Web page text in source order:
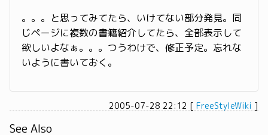
。。。と思ってみてたら、いけてない部分発見。同
じページに複数の書籍紹介してたら、全部表示して
欲しいよなぁ。。。つうわけで、修正予定。忘れな
いように書いておく。
2005-07-28 22:12 [ FreeStyleWiki ]
See Also